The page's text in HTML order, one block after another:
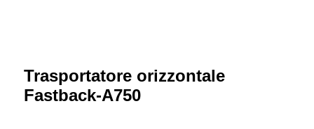
Trasportatore orizzontale
Fastback-A750